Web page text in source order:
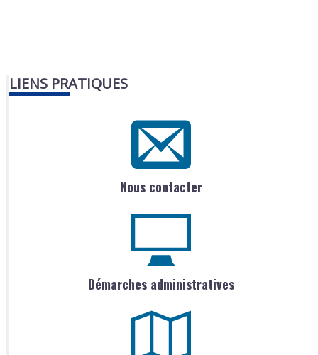
LIENS PRATIQUES
Nous contacter
Démarches administratives